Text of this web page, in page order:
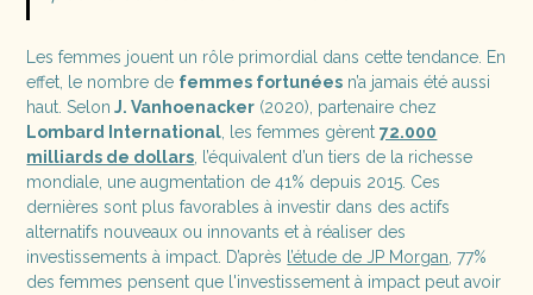
Les femmes jouent un rôle primordial dans cette tendance. En
effet, le nombre de femmes fortunées n’a jamais été aussi
haut. Selon J. Vanhoenacker (2020), partenaire chez
Lombard International , les femmes gèrent72.000
milliards de dollars , l’équivalent d’un tiers de la richesse
mondiale, une augmentation de 41% depuis 2015. Ces
dernières sont plus favorables à investir dans des actifs
alternatifs nouveaux ou innovants et à réaliser des
investissements à impact. D’après l’étude de JP Morgan , 77%
des femmes pensent que l'investissement à impact peut avoir